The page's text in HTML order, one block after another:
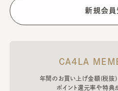
CA4LA
年間のお買い上げ金額(税抜)
ポイント還元率や特典